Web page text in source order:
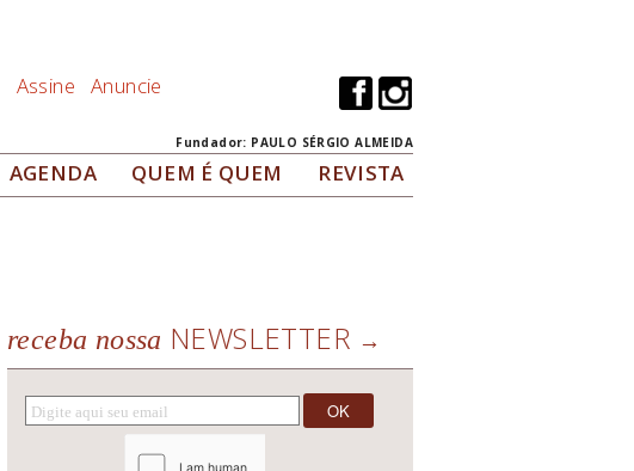
Assine Anuncie
Fundador: PAULO SÉRGIO ALMEIDA
AGENDA QUEM É QUEM REVISTA
receba nossa NEWSLETTER